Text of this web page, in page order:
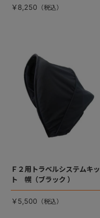
￥8,250
Ｆ２用トラベルシステムキッ
ト 幌（ブラック ）
￥5,500